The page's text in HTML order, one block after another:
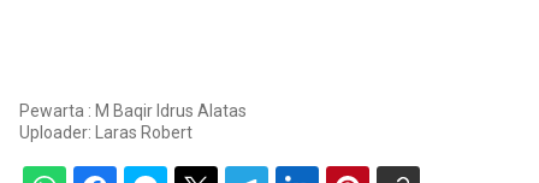
Pewarta : M Baqir Idrus Alatas
Uploader: Laras Robert